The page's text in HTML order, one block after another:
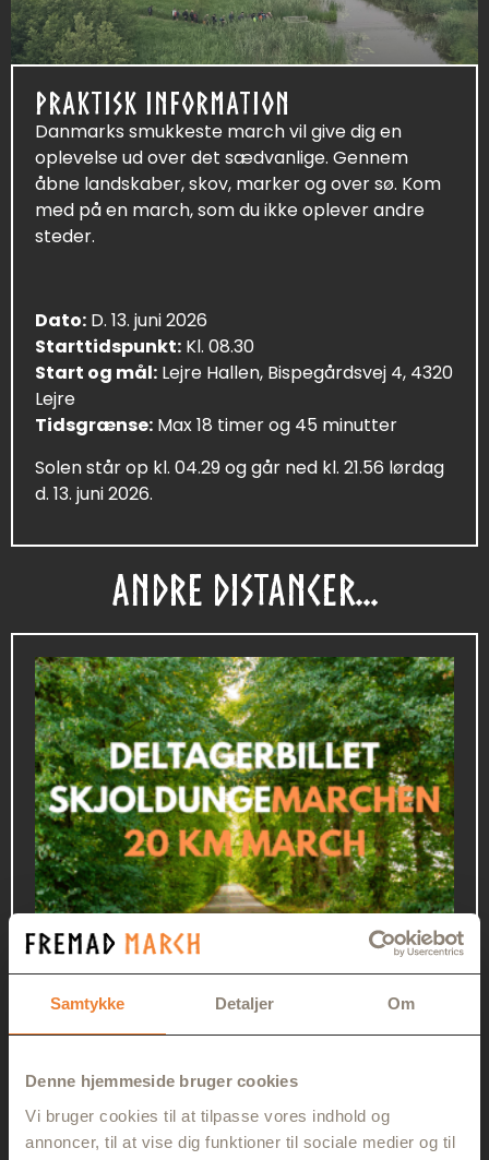
Samtykke Detaljer Om
Denne hjemmeside bruger cookies
Vi bruger cookies til at tilpasse vores indhold og
annoncer, til at vise dig funktioner til sociale medier og til
PRAKTISK INFORMATION
Danmarks smukkeste march vil give dig en
oplevelse ud over det sædvanlige. Gennem
åbne landskaber, skov, marker og over sø. Kom
med på en march, som du ikke oplever andre
steder.
Dato: D. 13. juni 2026
Starttidspunkt: Kl. 08.30
Start og mål: Lejre Hallen, Bispegårdsvej 4, 4320
Lejre
Tidsgrænse: Max 18 timer og 45 minutter
Solen står op kl. 04.29 og går ned kl. 21.56 lørdag
d. 13. juni 2026.
ANDRE DISTANCER...
20 KM SKJOLDUNGEMARCHEN
365,00kr.